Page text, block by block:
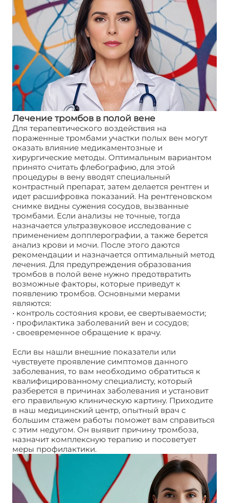
Лечение тромбов в полой вене
Для терапевтического воздействия на
пораженные тромбами участки полых вен могут
оказать влияние медикаментозные и
хирургические методы. Оптимальным вариантом
принято считать флебографию, для этой
процедуры в вену вводят специальный
контрастный препарат, затем делается рентген и
идет расшифровка показаний. На рентгеновском
снимке видны сужения сосудов, вызванные
тромбами. Если анализы не точные, тогда
назначается ультразвуковое исследование с
применением допплерографии, а также берется
анализ крови и мочи. После этого даются
рекомендации и назначается оптимальный метод
лечения. Для предупреждения образования
тромбов в полой вене нужно предотвратить
возможные факторы, которые приведут к
появлению тромбов. Основными мерами
являются:
• контроль состояния крови, ее свертываемости;
• профилактика заболеваний вен и сосудов;
• своевременное обращение к врачу.
Если вы нашли внешние показатели или
чувствуете проявление симптомов данного
заболевания, то вам необходимо обратиться к
квалифицированному специалисту, который
разберется в причинах заболевания и установит
его правильную клиническую картину. Приходите
в наш медицинский центр, опытный врач с
большим стажем работы поможет вам справиться
с этим недугом. Он выявит причину тромбоза,
назначит комплексную терапию и посоветует
меры профилактики.